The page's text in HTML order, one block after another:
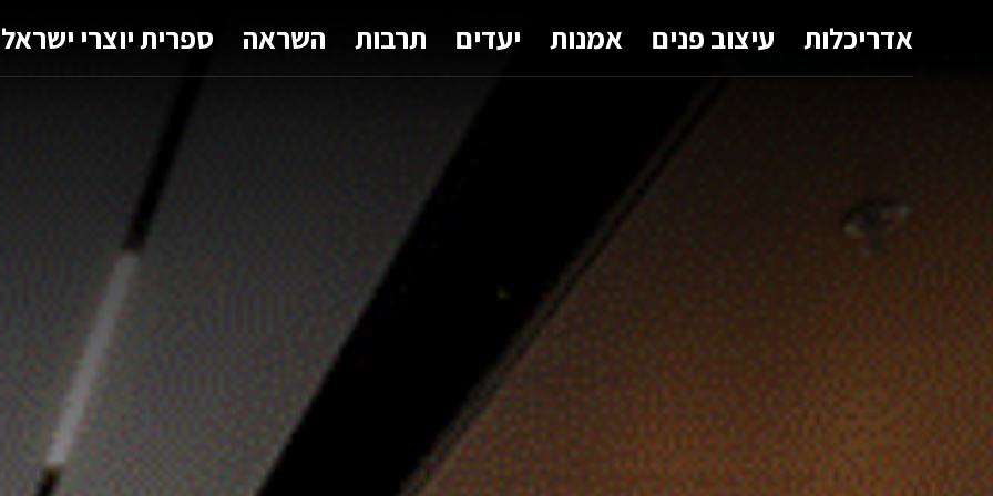
אדריכלות עיצוב פנים אמנות יעדים תרבות השראה ספרית יוצרי ישראל